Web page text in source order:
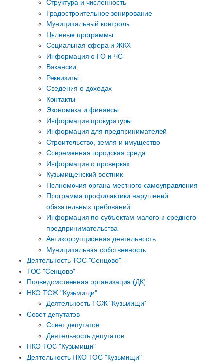
Структура и численность
Градостроительное зонирование
Муниципальный контроль
Целевые программы
Социальная сфера и ЖКХ
Информация о ГО и ЧС
Вакансии
Реквизиты
Сведения о доходах
Контакты
Экономика и финансы
Информация прокуратуры
Информация для предпринимателей
Строительство, земля и имущество
Современная городская среда
Информация о проверках
Кузьмищенский вестник
Полномочия органа местного самоуправления
Программа профилактики нарушений
обязательных требований
Информация по субъектам малого и среднего
предпринимательства
Антикоррупционная деятельность
Муниципальная собственность
Деятельность ТОС "Сенцово"
ТОС "Сенцово"
Подведомственная организация (ДК)
НКО ТСЖ "Кузьмищи"
Деятельность ТСЖ "Кузьмищи"
Совет депутатов
Совет депутатов
Деятельность депутатов
НКО ТОС "Кузьмищи"
Деятельность НКО ТОС "Кузьмищи"